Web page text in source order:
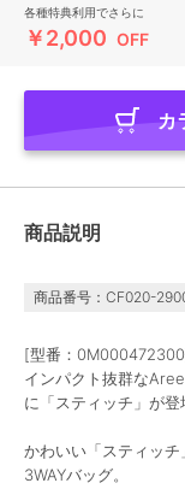
各種特典利用でさらに
￥2,000 OFF
カ
商品説明
商品番号：CF020-
[型番：
インパクト抜群な
に「スティッチ」が登
かわいい「スティッ
3WAYバッグ。